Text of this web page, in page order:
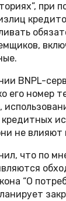
при
BNPL-
его номер
не
что по
“О